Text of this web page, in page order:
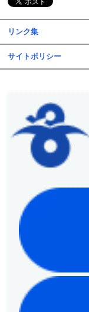
リンク集
サイトポリシー